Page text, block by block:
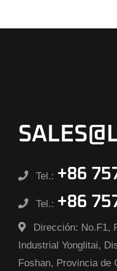
Tel.: +86
Tel.: +86
Dirección: No.F1,
Industrial Yonglitai,
Foshan, Provincia de